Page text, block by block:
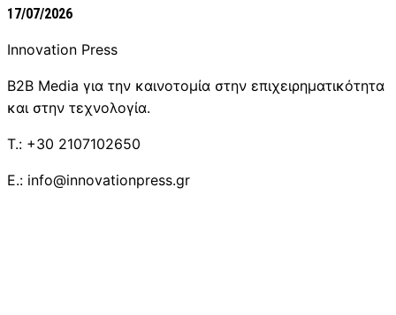
17/07/2026
Innovation Press
B2B Media για την καινοτομία στην επιχειρηματικότητα
και στην τεχνολογία.
T.: +30 2107102650
E.: info@innovationpress.gr